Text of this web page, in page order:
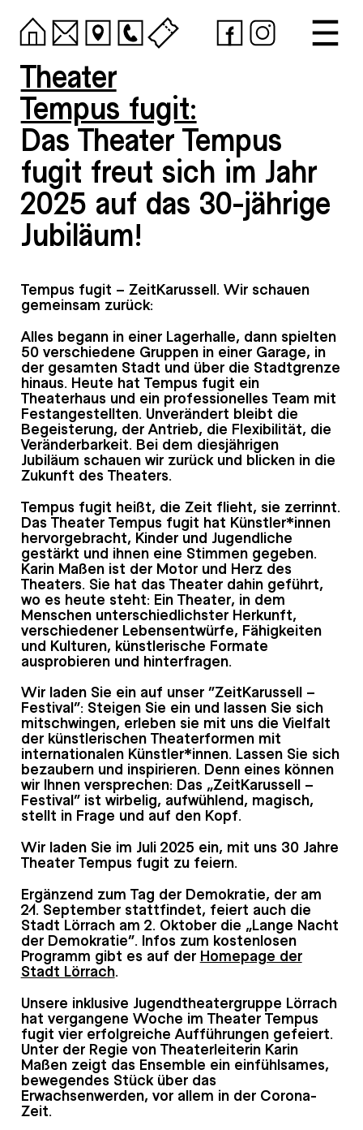
Theater
Tempus fugit:
Das Theater Tempus
fugit freut sich im Jahr
2025 auf das 30-jährige
Jubiläum!
Tempus fugit – ZeitKarussell. Wir schauen
gemeinsam zurück:
Alles begann in einer Lagerhalle, dann spielten
50 verschiedene Gruppen in einer Garage, in
der gesamten Stadt und über die Stadtgrenze
hinaus. Heute hat Tempus fugit ein
Theaterhaus und ein professionelles Team mit
Festangestellten. Unverändert bleibt die
Begeisterung, der Antrieb, die Flexibilität, die
Veränderbarkeit. Bei dem diesjährigen
Jubiläum schauen wir zurück und blicken in die
Zukunft des Theaters.
Tempus fugit heißt, die Zeit flieht, sie zerrinnt.
Das Theater Tempus fugit hat Künstler*innen
hervorgebracht, Kinder und Jugendliche
gestärkt und ihnen eine Stimmen gegeben.
Karin Maßen ist der Motor und Herz des
Theaters. Sie hat das Theater dahin geführt,
wo es heute steht: Ein Theater, in dem
Menschen unterschiedlichster Herkunft,
verschiedener Lebensentwürfe, Fähigkeiten
und Kulturen, künstlerische Formate
ausprobieren und hinterfragen.
Wir laden Sie ein auf unser “ZeitKarussell –
Festival”: Steigen Sie ein und lassen Sie sich
mitschwingen, erleben sie mit uns die Vielfalt
der künstlerischen Theaterformen mit
internationalen Künstler*innen. Lassen Sie sich
bezaubern und inspirieren. Denn eines können
wir Ihnen versprechen: Das „ZeitKarussell –
Festival” ist wirbelig, aufwühlend, magisch,
stellt in Frage und auf den Kopf.
Wir laden Sie im Juli 2025 ein, mit uns 30 Jahre
Theater Tempus fugit zu feiern.
Ergänzend zum Tag der Demokratie, der am
21. September stattfindet, feiert auch die
Stadt Lörrach am 2. Oktober die „Lange Nacht
der Demokratie“. Infos zum kostenlosen
Programm gibt es auf der Homepage der
Stadt Lörrach.
Unsere inklusive Jugendtheatergruppe Lörrach
hat vergangene Woche im Theater Tempus
fugit vier erfolgreiche Aufführungen gefeiert.
Unter der Regie von Theaterleiterin Karin
Maßen zeigt das Ensemble ein einfühlsames,
bewegendes Stück über das
Erwachsenwerden, vor allem in der Corona-
Zeit.